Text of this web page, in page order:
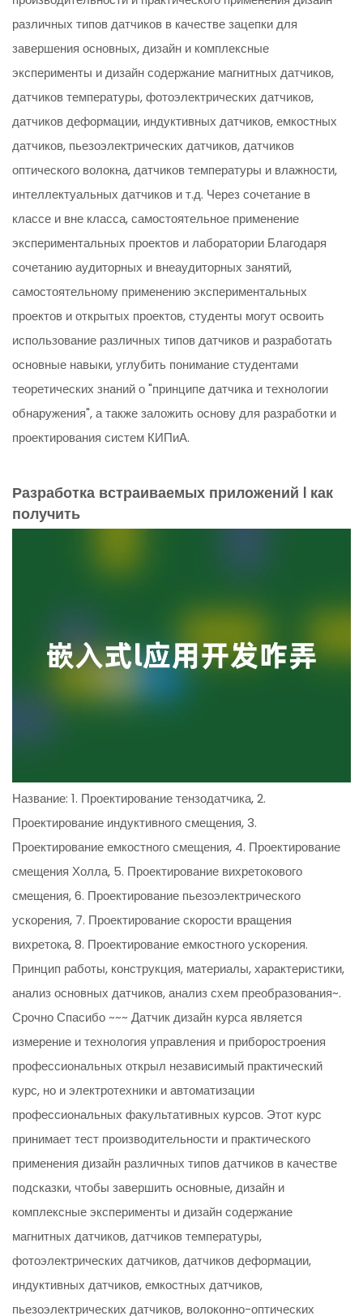
различных типов датчиков в качестве зацепки для
завершения основных, дизайн и комплексные
эксперименты и дизайн содержание магнитных датчиков,
датчиков температуры, фотоэлектрических датчиков,
датчиков деформации, индуктивных датчиков, емкостных
датчиков, пьезоэлектрических датчиков, датчиков
оптического волокна, датчиков температуры и влажности,
интеллектуальных датчиков и т.д. Через сочетание в
классе и вне класса, самостоятельное применение
экспериментальных проектов и лаборатории Благодаря
сочетанию аудиторных и внеаудиторных занятий,
самостоятельному применению экспериментальных
проектов и открытых проектов, студенты могут освоить
использование различных типов датчиков и разработать
основные навыки, углубить понимание студентами
теоретических знаний о "принципе датчика и технологии
обнаружения", а также заложить основу для разработки и
проектирования систем КИПиА.
Разработка встраиваемых приложений l как
получить
Название: 1. Проектирование тензодатчика, 2.
Проектирование индуктивного смещения, 3.
Проектирование емкостного смещения, 4. Проектирование
смещения Холла, 5. Проектирование вихретокового
смещения, 6. Проектирование пьезоэлектрического
ускорения, 7. Проектирование скорости вращения
вихретока, 8. Проектирование емкостного ускорения.
Принцип работы, конструкция, материалы, характеристики,
анализ основных датчиков, анализ схем преобразования~.
Срочно Спасибо ~~~ Датчик дизайн курса является
измерение и технология управления и приборостроения
профессиональных открыл независимый практический
курс, но и электротехники и автоматизации
профессиональных факультативных курсов. Этот курс
принимает тест производительности и практического
применения дизайн различных типов датчиков в качестве
подсказки, чтобы завершить основные, дизайн и
комплексные эксперименты и дизайн содержание
магнитных датчиков, датчиков температуры,
фотоэлектрических датчиков, датчиков деформации,
индуктивных датчиков, емкостных датчиков,
пьезоэлектрических датчиков, волоконно-оптических